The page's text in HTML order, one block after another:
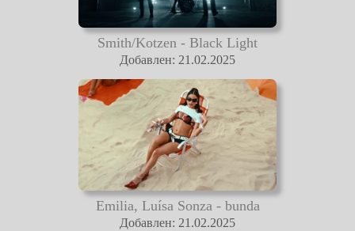
Smith/Kotzen - Black Light
Добавлен: 21.02.2025
Emilia, Luísa Sonza - bunda
Добавлен: 21.02.2025